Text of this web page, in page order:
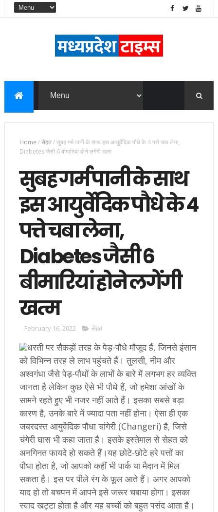
Home /सेहत/सुबह गर्म पानी के साथ इस आयुर्वेदिक पौधे के 4 पत्ते चबा लेना,
Diabetes जैसी 6 बीमारियां होने लगेंगी खत्म
सुबह गर्म पानी के साथ
इस आयुर्वेदिक पौधे के 4
पत्ते चबा लेना,
Diabetes जैसी 6
बीमारियां होने लगेंगी
खत्म
February 16, 2022 सेहत
धरती पर सैकड़ों तरह के पेड़-पौधे मौजूद हैं, जिनसे इंसान
को विभिन्न तरह ले लाभ पहुंचते हैं। तुलसी, नीम और
अश्वगंधा जैसे पेड़-पौधों के लाभों के बारे में लगभग हर व्यक्ति
जानता है लेकिन कुछ ऐसे भी पौधे हैं, जो हमेशा आंखों के
सामने रहते हुए भी नजर नहीं आते हैं। इसका सबसे बड़ा
कारण है, उनके बारे में ज्यादा पता नहीं होना। ऐसा ही एक
जबरदस्त आयुर्वेदिक पौधा चांगेरी (Changeri) है, जिसे
चंगेरी घास भी कहा जाता है। इसके इस्तेमाल से सेहत को
अनगिनत फायदे हो सकते हैं।यह छोटे-छोटे हरे पत्तों का
पौधा होता है, जो आपको कहीं भी पार्क या मैदान में मिल
सकता है। इस पर पीले रंग के फूल आते हैं। अगर आपको
याद हो तो बचपन में आपने इसे जरूर चबाया होगा। इसका
स्वाद खट्टा होता है और यह बच्चों को बहुत पसंद आता है।